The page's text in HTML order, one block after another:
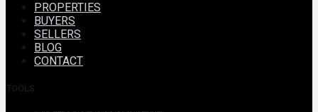
PROPERTIES
BUYERS
SELLERS
BLOG
CONTACT